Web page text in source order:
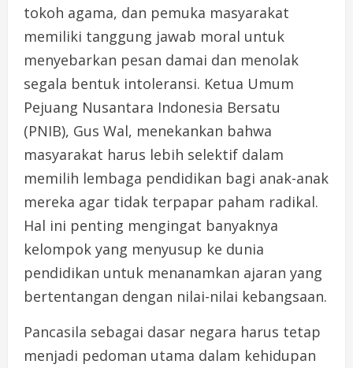
tokoh agama, dan pemuka masyarakat
memiliki tanggung jawab moral untuk
menyebarkan pesan damai dan menolak
segala bentuk intoleransi. Ketua Umum
Pejuang Nusantara Indonesia Bersatu
(PNIB), Gus Wal, menekankan bahwa
masyarakat harus lebih selektif dalam
memilih lembaga pendidikan bagi anak-anak
mereka agar tidak terpapar paham radikal.
Hal ini penting mengingat banyaknya
kelompok yang menyusup ke dunia
pendidikan untuk menanamkan ajaran yang
bertentangan dengan nilai-nilai kebangsaan.
Pancasila sebagai dasar negara harus tetap
menjadi pedoman utama dalam kehidupan